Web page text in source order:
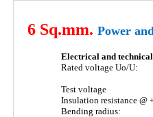
6 Sq.mm. Power
Electrical and
Rated voltage Uo/U:
Test voltage
Insulation resistance @
Bending radius: